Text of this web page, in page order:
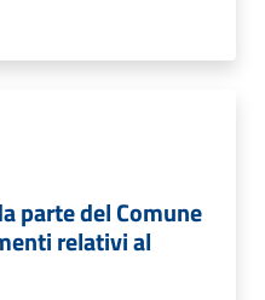
parte del Comune
relativi al